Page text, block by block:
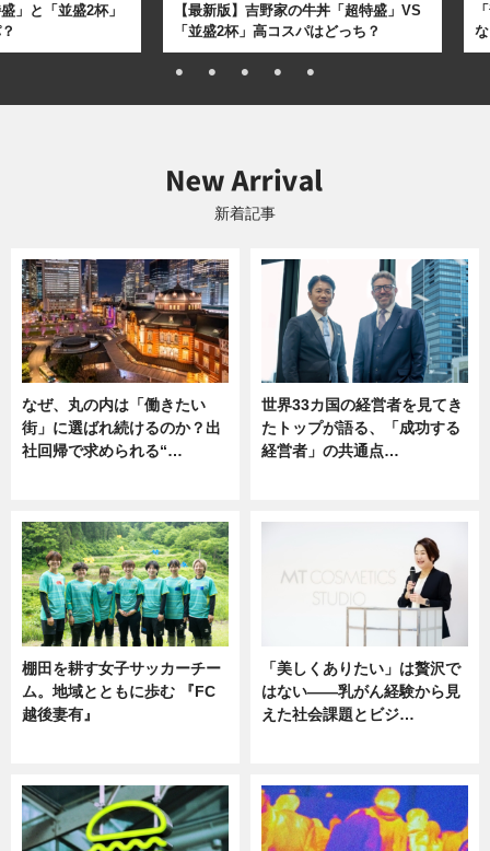
」と「並盛2杯」
【最新版】吉野家の牛丼「超特盛」VS
「並盛2杯」高コスパはどっち？
新着記事
なぜ、丸の内は「働きたい
街」に選ばれ続けるのか？出
社回帰で求められる“…
世界33カ国の経営者を見てき
たトップが語る、「成功する
経営者」の共通点…
棚田を耕す女子サッカーチー
ム。地域とともに歩む 『FC
越後妻有』
「美しくありたい」は贅沢で
はない――乳がん経験から見
えた社会課題とビジ…